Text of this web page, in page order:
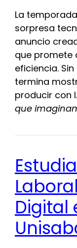
La
sorpresa
anuncio
que promete
eficiencia.
termina
producir con
que
Digital